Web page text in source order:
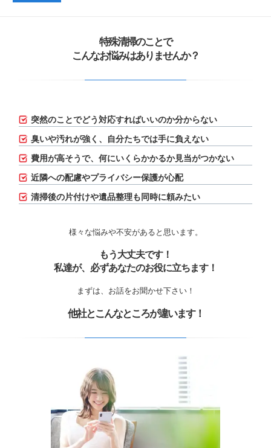
特殊清掃のことで
こんなお悩みはありませんか？
突然のことでどう対応すればいいのか分からない
臭いや汚れが強く、自分たちでは手に負えない
費用が高そうで、何にいくらかかるか見当がつかない
近隣への配慮やプライバシー保護が心配
清掃後の片付けや遺品整理も同時に頼みたい
様々な悩みや不安があると思います。
もう大丈夫です！
私達が、必ずあなたのお役に立ちます！
まずは、お話をお聞かせ下さい！
他社とこんなところが違います！